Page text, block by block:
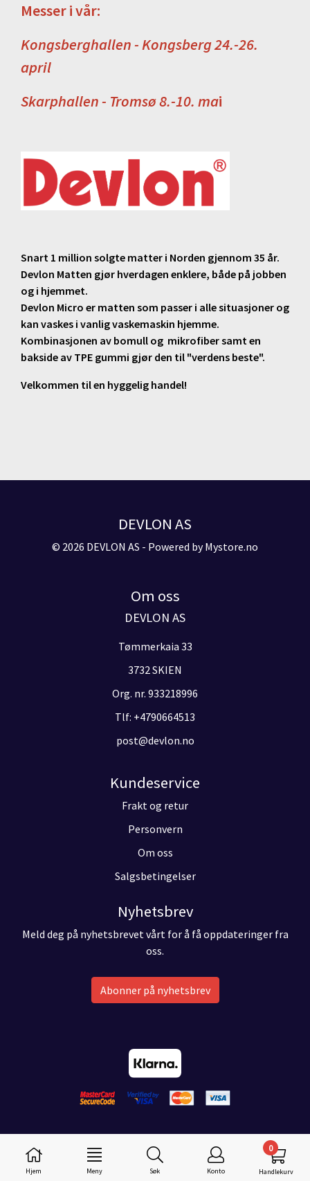
Hjem Meny Søk Konto
0
Handlekurv
Messer i vår:
Kongsberghallen - Kongsberg 24.-26.
april
Skarphallen - Tromsø 8.-10. mai
Snart 1 million solgte matter i Norden gjennom 35 år.
Devlon Matten gjør hverdagen enklere, både på jobben
og i hjemmet.
Devlon Micro er matten som passer i alle situasjoner og
kan vaskes i vanlig vaskemaskin hjemme.
Kombinasjonen av bomull og mikrofiber samt en
bakside av TPE gummi gjør den til "verdens beste".
Velkommen til en hyggelig handel!
DEVLON AS
© 2026 DEVLON AS - Powered byMystore.no
Om oss
DEVLON AS
Tømmerkaia 33
3732 SKIEN
Org. nr. 933218996
Tlf: +4790664513
post@devlon.no
Kundeservice
Frakt og retur
Personvern
Om oss
Salgsbetingelser
Nyhetsbrev
Meld deg på nyhetsbrevet vårt for å få oppdateringer fra
oss.
Abonner på nyhetsbrev